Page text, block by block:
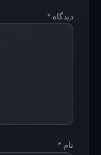
دیدگاه *
نام *